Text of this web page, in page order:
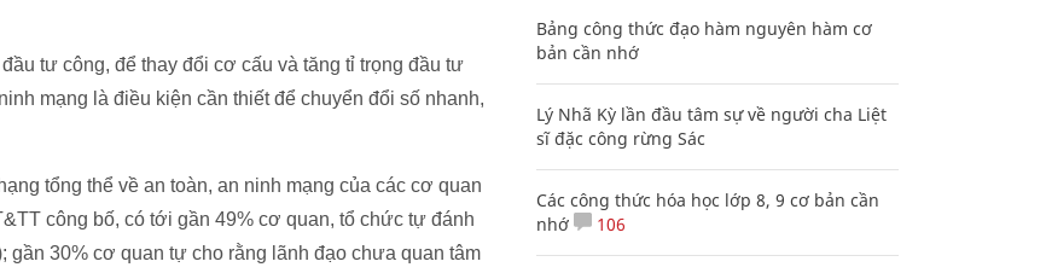
tư công, để thay đổi cơ cấu và tăng tỉ trọng đầu tư
mạng là điều kiện cần thiết để chuyển đổi số nhanh,
tổng thể về an toàn, an ninh mạng của các cơ quan
công bố, có tới gần 49% cơ quan, tổ chức tự đánh
gần 30% cơ quan tự cho rằng lãnh đạo chưa quan tâm
Bảng công thức đạo hàm nguyên hàm cơ
bản cần nhớ
Lý Nhã Kỳ lần đầu tâm sự về người cha Liệt
sĩ đặc công rừng Sác
Các công thức hóa học lớp 8, 9 cơ bản cần
nhớ
106